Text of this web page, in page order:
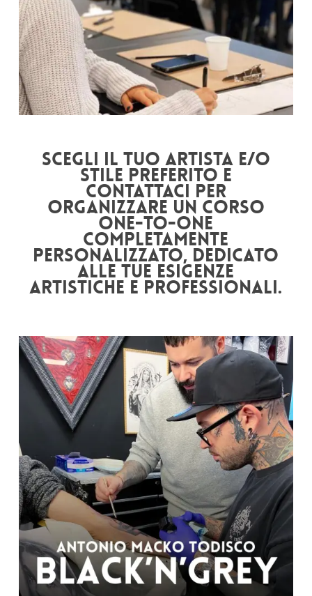
Photoshop, freehand
Esecuzione del tattoo da parte del docente,
con spiegazioni
nel dettaglio delle varie fasi
Scegli il tuo artista e/o
stile preferito e
contattaci per
organizzare un corso
one-to-one
completamente
personalizzato, dedicato
alle tue esigenze
artistiche e professionali.